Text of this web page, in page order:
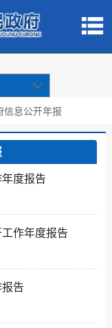
信息公开年报
度报告
作年度报告
告